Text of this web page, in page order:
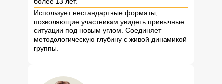
Использует нестандартные форматы,
позволяющие участникам увидеть привычные
ситуации под новым углом. Соединяет
методологическую глубину с живой динамикой
группы.